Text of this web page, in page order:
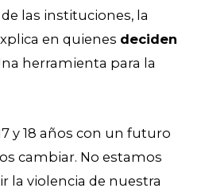
las instituciones, la
en quienes deciden
herramienta para la
y 18 años con un futuro
cambiar. No estamos
la violencia de nuestra